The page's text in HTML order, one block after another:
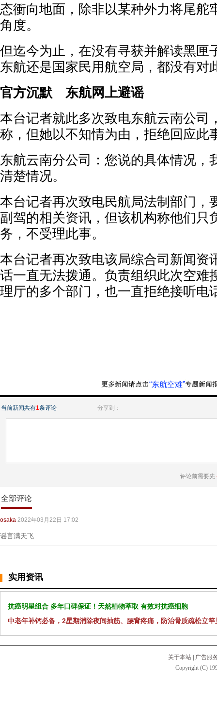
态衝向地面，除非以某种外力将尾舵
角度。
但迄今为止，在没有寻获并解读黑匣
东航还是国家民用航空局，都没有对
官方沉默 东航网上避谣
本台记者就此多次致电东航云南公司
称，但她以不知情为由，拒绝回应此
东航云南分公司：您说的具体情况，
清楚情况。
本台记者再次致电民航局法制部门，
副驾的相关资讯，但该机构称他们只
务，不受理此事。
本台记者再次致电该局综合司新闻资
话一直无法拨通。负责组织此次空难
理厅的多个部门，也一直拒绝接听电
“东航空难”
当前新闻共有1条评论 分享到：
评论前需要先
全部评论
osaka 2022年03月22日 17:02
谣言满天飞
实用资讯
抗癌明星组合 多年口碑保证！天然植物萃取 有效对抗癌细胞
中老年补钙必备，2星期消除夜间抽筋、腰背疼痛，防治骨质疏松立竿
关于本站
广告服
Copyright (C)